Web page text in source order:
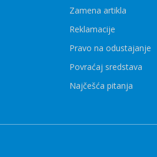
Zamena artikla
Reklamacije
Pravo na odustajanje
Povraćaj sredstava
Najčešća pitanja